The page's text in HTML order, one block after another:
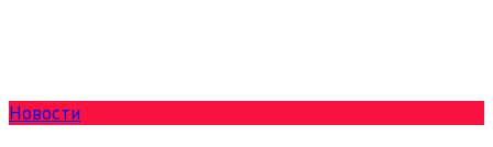
Новости